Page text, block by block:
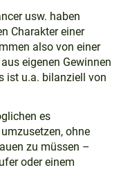
usw. haben
Charakter einer
also von einer
eigenen Gewinnen
ist u.a. bilanziell von
es
ohne
zu müssen –
oder einem